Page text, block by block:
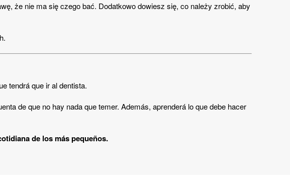
że nie ma się czego bać. Dodatkowo dowiesz się, co należy zrobić, aby
tendrá que ir al dentista.
de que no hay nada que temer. Además, aprenderá lo que debe hacer
de los más pequeños.